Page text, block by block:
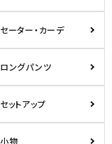
セーター・カーデ
ロングパンツ
セットアップ
小物